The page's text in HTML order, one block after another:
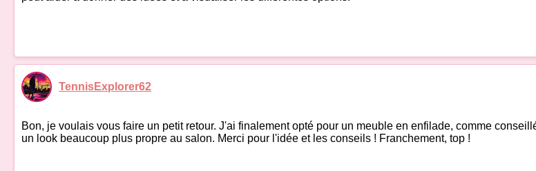
TennisExplorer62
Bon, je voulais vous faire un petit retour. J'ai finalement opté pour un meuble en enfilade, comme
un look beaucoup plus propre au salon. Merci pour l'idée et les conseils ! Franchement, top !